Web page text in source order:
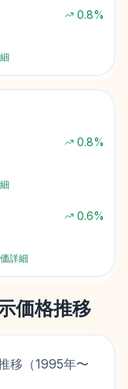
0.8%
0.8%
0.6%
詳細
価格推移
移（1995年〜